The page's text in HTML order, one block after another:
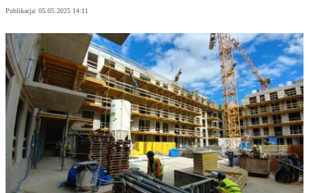
Publikacja: 05.05.2025 14:11